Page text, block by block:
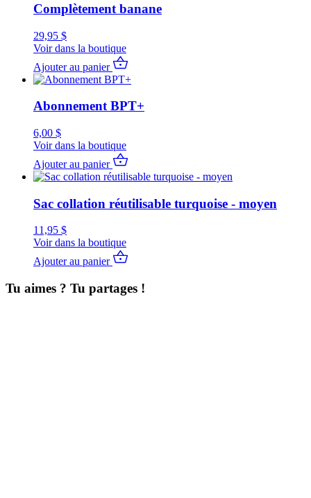
Complètement banane
29,95 $
Voir dans la boutique
Ajouter au panier
Abonnement BPT+
6,00 $
Voir dans la boutique
Ajouter au panier
Sac collation réutilisable turquoise - moyen
11,95 $
Voir dans la boutique
Ajouter au panier
Tu aimes ? Tu partages !